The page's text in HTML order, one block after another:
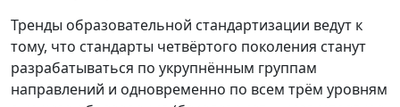
Тренды образовательной стандартизации ведут к
тому, что стандарты четвёртого поколения станут
разрабатываться по укрупнённым группам
направлений и одновременно по всем трём уровням